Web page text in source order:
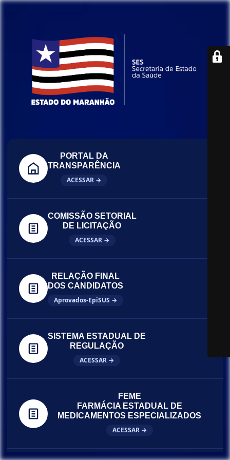
PORTAL DA
TRANSPARÊNCIA
ACESSAR →
COMISSÃO SETORIAL
DE LICITAÇÃO
ACESSAR →
RELAÇÃO FINAL
DOS CANDIDATOS
Aprovados-EpiSUS →
SISTEMA ESTADUAL DE
REGULAÇÃO
ACESSAR →
FEME
FARMÁCIA ESTADUAL DE
MEDICAMENTOS ESPECIALIZADOS
ACESSAR →